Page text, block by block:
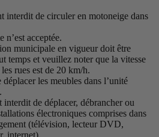
interdit de circuler en motoneige dans
n’est acceptée.
municipale en vigueur doit être
temps et veuillez noter que la vitesse
rues est de 20 km/h.
les meubles dans l’unité
interdit de déplacer, débrancher ou
électroniques comprises dans
(télévision, lecteur DVD,